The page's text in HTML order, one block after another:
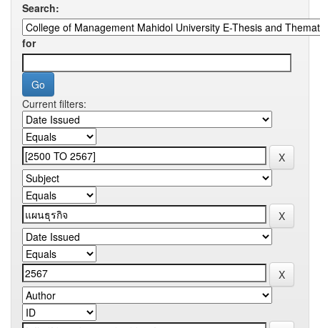
Search:
for
Current filters: